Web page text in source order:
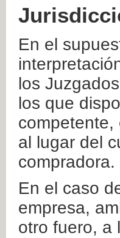
En el
los
los que
competente,
al lugar del
compradora.
En el caso
empresa,
otro fuero, a